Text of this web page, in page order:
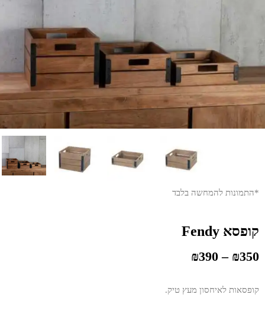
*התמונות להמחשה בלבד
קופסא Fendy
₪350
–
₪390
קופסאות לאיחסון מעץ טיק.